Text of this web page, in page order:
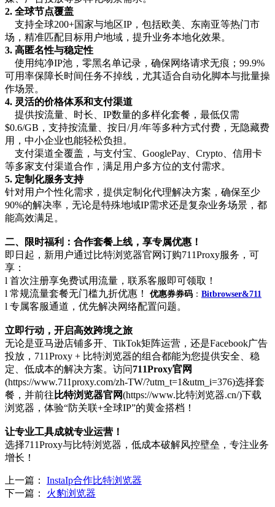
2. 全球节点覆盖
支持全球200+国家与地区IP，包括欧美、东南亚等热门市
场，精准匹配目标用户地域，提升业务本地化效果。
3. 高匿名性与稳定性
使用纯净IP池，零黑名单记录，确保网络请求无痕；99.9%
可用率保障长时间任务不掉线，尤其适合自动化脚本与批量操
作场景。
4. 灵活的价格体系和支付渠道
提供按流量、时长、IP数量的多样化套餐，最低仅需
$0.6/GB，支持按流量、按日/月/年等多种方式付费，无隐藏费
用，中小企业也能轻松负担。
支付渠道全覆盖，与支付宝、GooglePay、Crypto、信用卡
等多家支付渠道合作，满足用户多方位的支付需求。
5. 定制化服务支持
针对用户个性化需求，提供定制化代理解决方案，确保至少
90%的解决率，无论是特殊地域IP需求还是复杂业务场景，都
能高效满足。
二、限时福利：合作套餐上线，享专属优惠！
即日起，新用户通过比特浏览器官网订购711Proxy服务，可
享：
l 首次注册享免费试用流量，联系客服即可领取！
l 常规流量套餐无门槛九折优惠！ 优惠券券码 ： Bitbrowser&711
l 专属客服通道，优先解决网络配置问题。
立即行动，开启高效跨境之旅
无论是亚马逊店铺多开、TikTok矩阵运营，还是Facebook广告
投放，711Proxy + 比特浏览器的组合都能为您提供安全、稳
定、低成本的解决方案。访问711Proxy官网
(https://www.711proxy.com/zh-TW/?utm_t=1&utm_i=376)选择套
餐，并前往 比特浏览器官网(https://www.比特浏览器.cn/)下载
浏览器，体验“防关联+全球IP”的黄金搭档！
让专业工具成就专业运营！
选择711Proxy与比特浏览器，低成本破解风控壁垒，专注业务
增长！
上一篇： InstaIp合作比特浏览器
下一篇： 火豹浏览器